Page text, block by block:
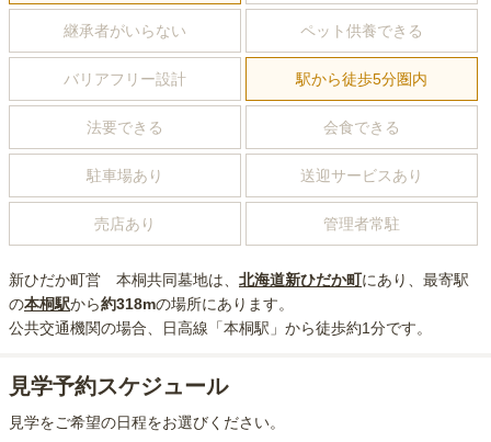
継承者がいらない ペット供養できる
バリアフリー設計 駅から徒歩5分圏内
法要できる 会食できる
駐車場あり 送迎サービスあり
売店あり 管理者常駐
新ひだか町営 本桐共同墓地は、 北海道新ひだか町にあり
、最寄駅
の本桐駅から約318mの場所にあり ます。
公共交通機関の場合 、日高線「本桐駅」から徒歩約1分です。
見学予約スケジュール
見学をご希望の日程をお選びください。